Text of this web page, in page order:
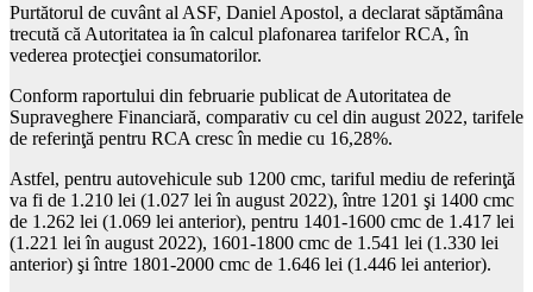
Purtătorul de cuvânt al ASF, Daniel Apostol, a declarat săptămâna
trecută că Autoritatea ia în calcul plafonarea tarifelor RCA, în
vederea protecţiei consumatorilor.
Conform raportului din februarie publicat de Autoritatea de
Supraveghere Financiară, comparativ cu cel din august 2022, tarifele
de referinţă pentru RCA cresc în medie cu 16,28%.
Astfel, pentru autovehicule sub 1200 cmc, tariful mediu de referinţă
va fi de 1.210 lei (1.027 lei în august 2022), între 1201 şi 1400 cmc
de 1.262 lei (1.069 lei anterior), pentru 1401-1600 cmc de 1.417 lei
(1.221 lei în august 2022), 1601-1800 cmc de 1.541 lei (1.330 lei
anterior) şi între 1801-2000 cmc de 1.646 lei (1.446 lei anterior).